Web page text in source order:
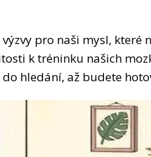
pro naši mysl,
k tréninku našich
hledání, až budete